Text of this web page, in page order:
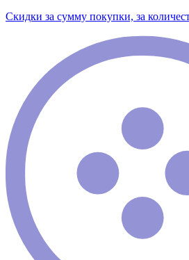
Скидки за сумму покупки, за